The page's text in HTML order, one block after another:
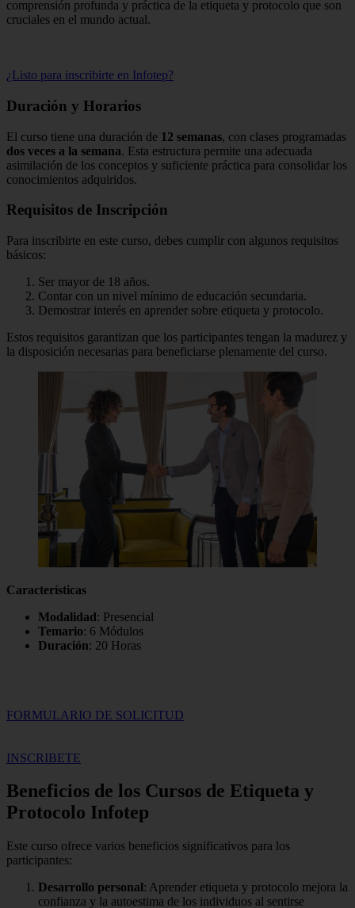
comprensión profunda y práctica de la etiqueta y protocolo que son
cruciales en el mundo actual.
¿Listo para inscribirte en Infotep?
Duración y Horarios
El curso tiene una duración de 12 semanas, con clases programadas
dos veces a la semana. Esta estructura permite una adecuada
asimilación de los conceptos y suficiente práctica para consolidar los
conocimientos adquiridos.
Requisitos de Inscripción
Para inscribirte en este curso, debes cumplir con algunos requisitos
básicos:
Ser mayor de 18 años.
Contar con un nivel mínimo de educación secundaria.
Demostrar interés en aprender sobre etiqueta y protocolo.
Estos requisitos garantizan que los participantes tengan la madurez y
la disposición necesarias para beneficiarse plenamente del curso.
Características
Modalidad: Presencial
Temario: 6 Módulos
Duración: 20 Horas
FORMULARIO DE SOLICITUD
INSCRIBETE
Beneficios de los Cursos de Etiqueta y
Protocolo Infotep
Este curso ofrece varios beneficios significativos para los
participantes:
Desarrollo personal: Aprender etiqueta y protocolo mejora la
confianza y la autoestima de los individuos al sentirse